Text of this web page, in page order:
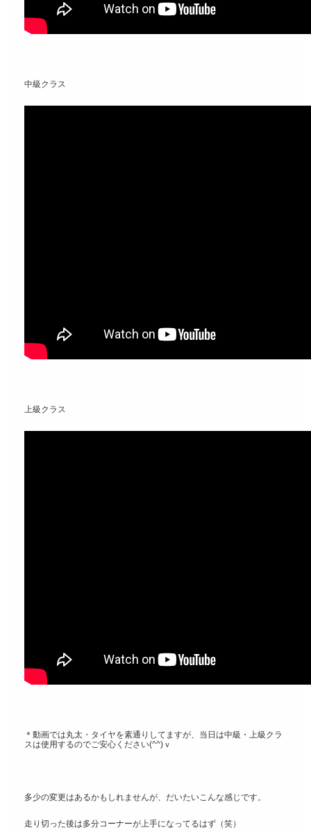
中級クラス
上級クラス
＊動画では丸太・タイヤを素通りしてますが、当日は中級・上級クラ
スは使用するのでご安心ください(^^)ｖ
多少の変更はあるかもしれませんが、だいたいこんな感じです。
走り切った後は多分コーナーが上手になってるはず（笑）